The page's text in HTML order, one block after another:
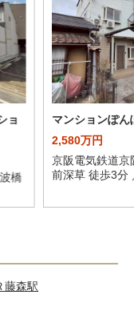
ョ
橋
マンションぽん
2,580万円
京阪電気鉄道京
前深草 徒歩3分
森駅